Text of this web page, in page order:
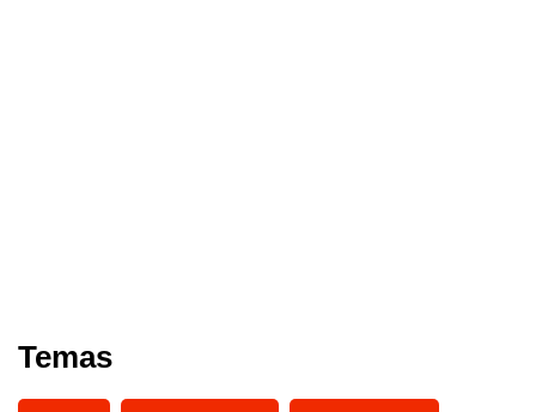
Temas